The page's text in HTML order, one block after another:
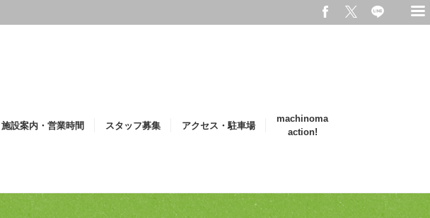
施設案内・営業時間 スタッフ募集 アクセス・駐車場
machinoma
action!